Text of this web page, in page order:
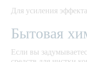
Для усиления
Бытовая
Если вы